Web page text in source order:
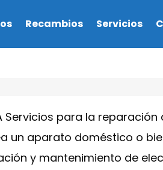
Recambios Servicios
para la reparación
un aparato doméstico o
y mantenimiento de